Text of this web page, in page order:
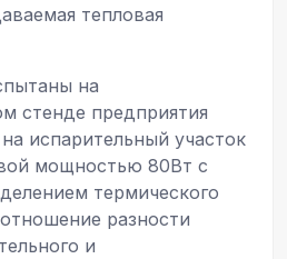
тепловая
на
стенде предприятия
испарительный участок
мощностью 80Вт с
термического
разности
и